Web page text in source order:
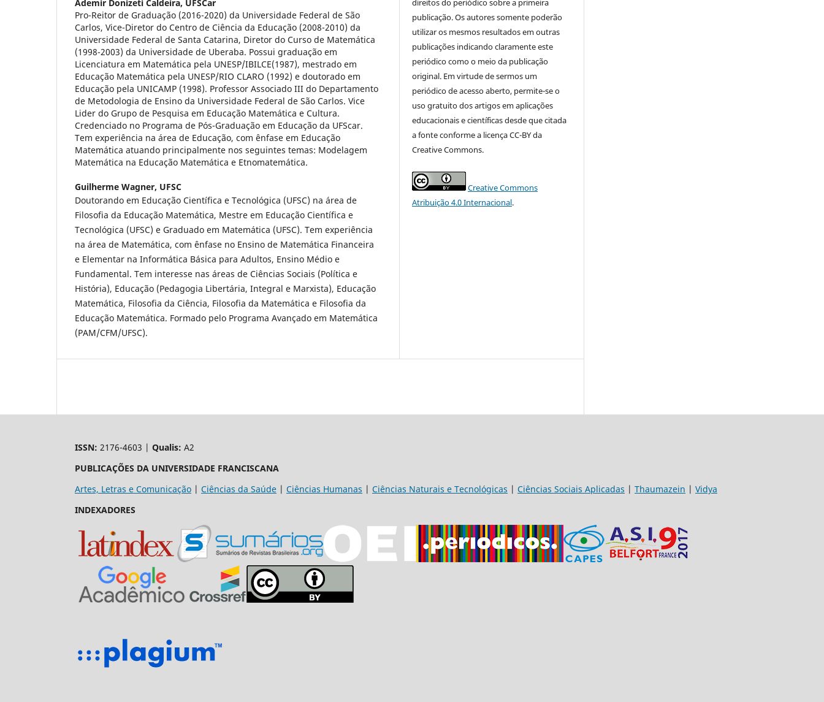
Ademir Donizeti Caldeira, UFSCar
Pro-Reitor de Graduação (2016-2020) da Universidade Federal de São
Carlos, Vice-Diretor do Centro de Ciência da Educação (2008-2010) da
Universidade Federal de Santa Catarina, Diretor do Curso de Matemática
(1998-2003) da Universidade de Uberaba. Possui graduação em
Licenciatura em Matemática pela UNESP/IBILCE(1987), mestrado em
Educação Matemática pela UNESP/RIO CLARO (1992) e doutorado em
Educação pela UNICAMP (1998). Professor Associado III do Departamento
de Metodologia de Ensino da Universidade Federal de São Carlos. Vice
Lider do Grupo de Pesquisa em Educação Matemática e Cultura.
Credenciado no Programa de Pós-Graduação em Educação da UFScar.
Tem experiência na área de Educação, com ênfase em Educação
Matemática atuando principalmente nos seguintes temas: Modelagem
Matemática na Educação Matemática e Etnomatemática.
Guilherme Wagner, UFSC
Doutorando em Educação Científica e Tecnológica (UFSC) na área de
Filosofia da Educação Matemática, Mestre em Educação Científica e
Tecnológica (UFSC) e Graduado em Matemática (UFSC). Tem experiência
na área de Matemática, com ênfase no Ensino de Matemática Financeira
e Elementar na Informática Básica para Adultos, Ensino Médio e
Fundamental. Tem interesse nas áreas de Ciências Sociais (Política e
História), Educação (Pedagogia Libertária, Integral e Marxista), Educação
Matemática, Filosofia da Ciência, Filosofia da Matemática e Filosofia da
Educação Matemática. Formado pelo Programa Avançado em Matemática
(PAM/CFM/UFSC).
publicação. Os autores somente poderão
utilizar os mesmos resultados em outras
publicações indicando claramente este
periódico como o meio da publicação
original. Em virtude de sermos um
periódico de acesso aberto, permite-se o
uso gratuito dos artigos em aplicações
educacionais e científicas desde que citada
a fonte conforme a licença CC-BY da
Creative Commons.
Creative Commons
Atribuição 4.0 Internacional.
ISSN: 2176-4603 | Qualis: A2
PUBLICAÇÕES DA UNIVERSIDADE FRANCISCANA
Artes, Letras e Comunicação | Ciências da Saúde | Ciências Humanas | Ciências Naturais e Tecnológicas | Ciências Sociais Aplicadas | Thaumazein | Vidya
INDEXADORES